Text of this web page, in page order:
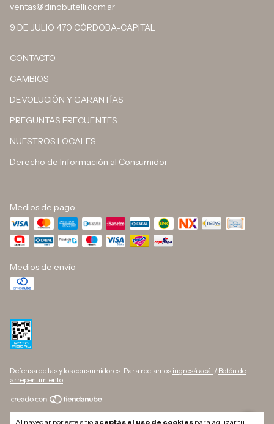
Al navegar por este sitio aceptás el uso de cookies para agilizar tu
ventas@dinobutelli.com.ar
9 DE JULIO 470 CÓRDOBA-CAPITAL
CONTACTO
CAMBIOS
DEVOLUCIÓN Y GARANTÍAS
PREGUNTAS FRECUENTES
NUESTROS LOCALES
Derecho de Información al Consumidor
Medios de pago
Medios de envío
Defensa de las y los consumidores. Para reclamos ingresá acá. / Botón de
arrepentimiento
Copyright DINO BUTELLI - 33709627169 - 2026. Todos los derechos